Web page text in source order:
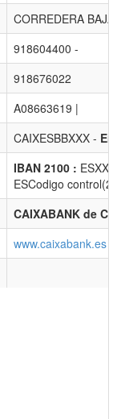
CORREDERA
918604400 -
918676022
A08663619 |
CAIXESBBXXX -
IBAN 2100 : ESXX
ESCodigo
CAIXABANK de
www.caixabank.es